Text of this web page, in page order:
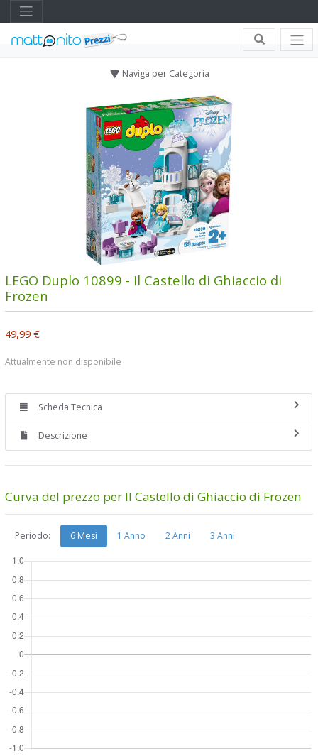
Naviga per Categoria
LEGO Duplo 10899 - Il Castello di Ghiaccio di
Frozen
49,99 €
Attualmente non disponibile
Scheda Tecnica
Descrizione
Curva del prezzo per Il Castello di Ghiaccio di Frozen
Periodo: 6 Mesi 1 Anno 2 Anni 3 Anni